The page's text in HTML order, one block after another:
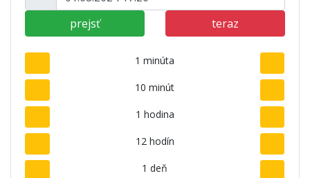
prejsť teraz
1 minúta
10 minút
1 hodina
12 hodín
1 deň